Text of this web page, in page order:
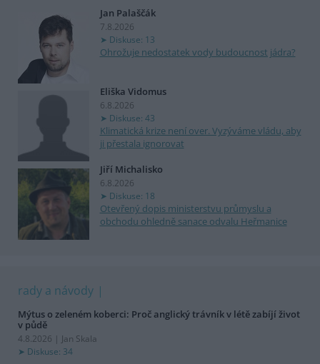
Jan Palaščák
7.8.2026
Diskuse: 13
Ohrožuje nedostatek vody budoucnost jádra?
Eliška Vidomus
6.8.2026
Diskuse: 43
Klimatická krize není over. Vyzýváme vládu, aby
ji přestala ignorovat
Jiří Michalisko
6.8.2026
Diskuse: 18
Otevřený dopis ministerstvu průmyslu a
obchodu ohledně sanace odvalu Heřmanice
rady a návody
Mýtus o zeleném koberci: Proč anglický trávník v létě zabíjí život
v půdě
4.8.2026 | Jan Skala
Diskuse: 34